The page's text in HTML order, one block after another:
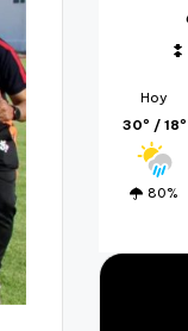
Hoy
30º / 18º
80%